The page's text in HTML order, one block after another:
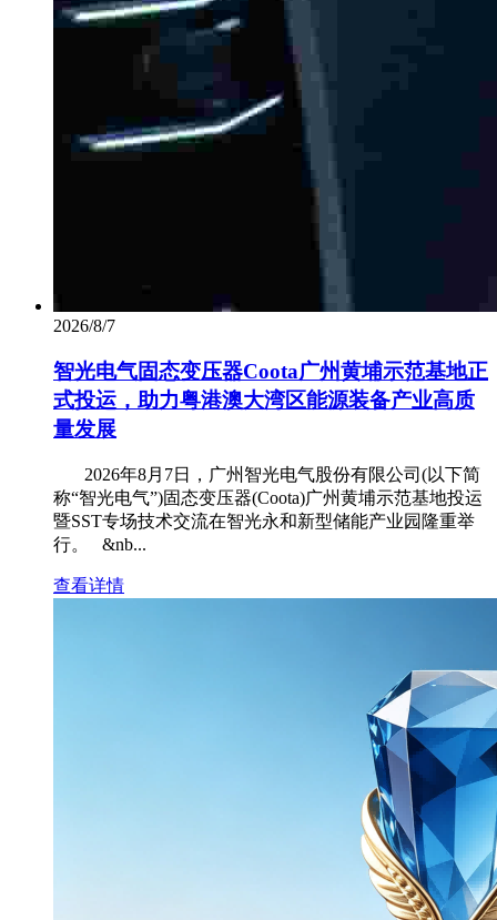
2026/8/7
智光电气固态变压器Coota广州黄埔示范基地正
式投运，助力粤港澳大湾区能源装备产业高质
量发展
2026年8月7日，广州智光电气股份有限公司(以下简
称“智光电气”)固态变压器(Coota)广州黄埔示范基地投运
暨SST专场技术交流在智光永和新型储能产业园隆重举
行。 &nb...
查看详情